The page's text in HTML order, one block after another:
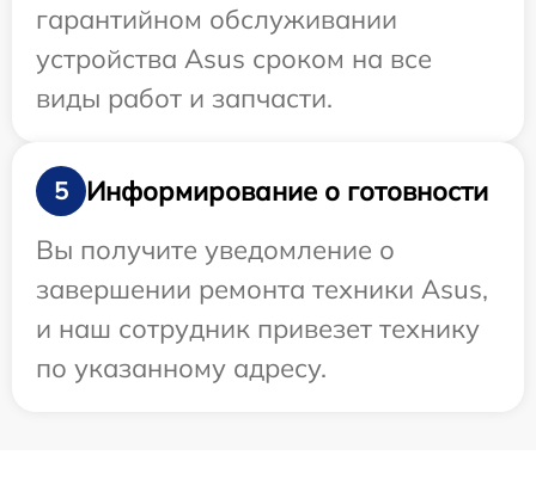
гарантийном обслуживании
устройства Asus сроком на все
виды работ и запчасти.
5
Информирование о готовности
Вы получите уведомление о
завершении ремонта техники Asus,
и наш сотрудник привезет технику
по указанному адресу.